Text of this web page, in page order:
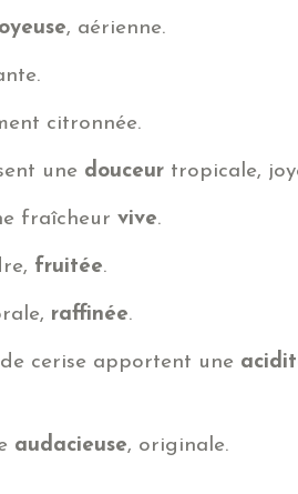
, aérienne.
citronnée.
une douceur tropicale,
fraîcheur vive.
fruitée.
raffinée.
cerise apportent une
audacieuse, originale.